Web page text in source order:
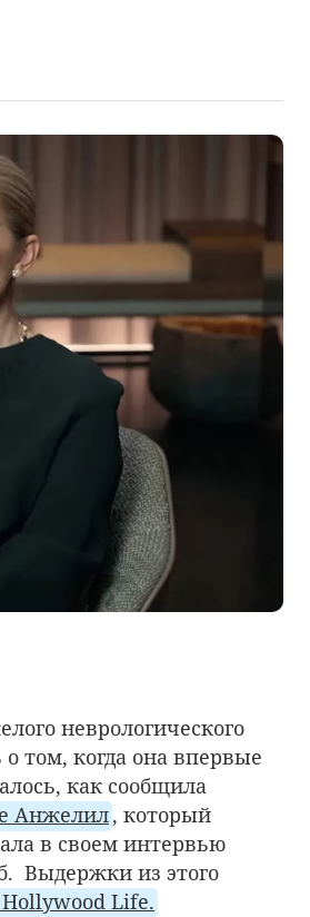
неврологического
том, когда она впервые
как сообщила
Анжелил, который
в своем интервью
Выдержки из этого
Life.